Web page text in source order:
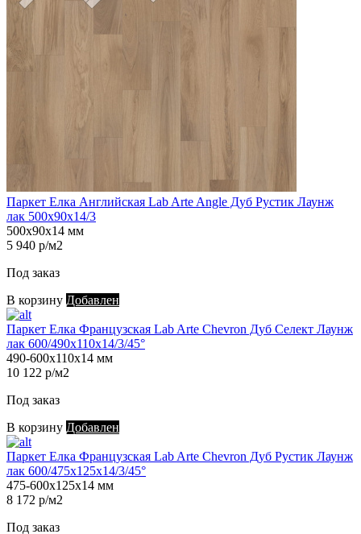
Паркет Елка Английская Lab Arte Angle Дуб Рустик Лаунж
лак 500х90х14/3
500х90х14 мм
5 940 р/м2
Под заказ
В корзину Добавлен
Паркет Елка Французская Lab Arte Chevron Дуб Селект Лаунж
лак 600/490х110х14/3/45°
490-600х110х14 мм
10 122 р/м2
Под заказ
В корзину Добавлен
Паркет Елка Французская Lab Arte Chevron Дуб Рустик Лаунж
лак 600/475х125х14/3/45°
475-600х125х14 мм
8 172 р/м2
Под заказ